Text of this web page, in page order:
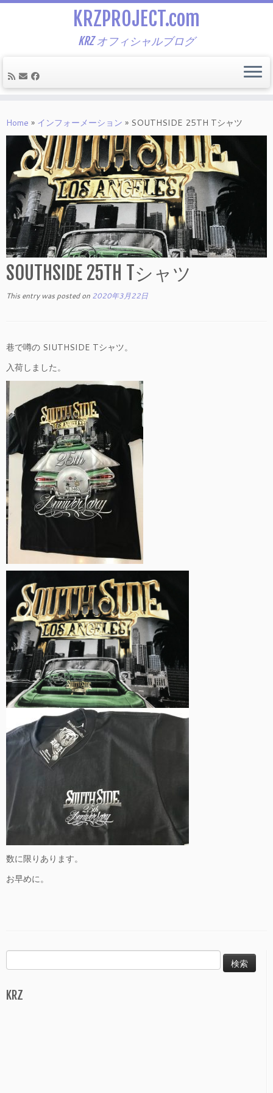
to
content
KRZPROJECT.com
KRZ オフィシャルブログ
Home » インフォーメーション » SOUTHSIDE 25TH Tシャツ
SOUTHSIDE 25TH Tシャツ
This entry was posted on 2020年3月22日
巷で噂の SIUTHSIDE Tシャツ。
入荷しました。
数に限りあります。
お早めに。
検
索:
KRZ